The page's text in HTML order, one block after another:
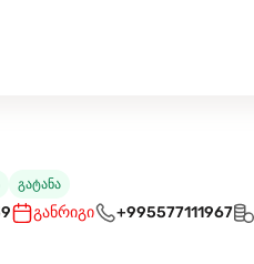
გატანა
განრიგი +995577111967